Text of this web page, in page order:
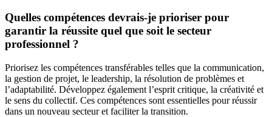
Quelles compétences devrais-je prioriser pour
garantir la réussite quel que soit le secteur
professionnel ?
Priorisez les compétences transférables telles que la communication,
la gestion de projet, le leadership, la résolution de problèmes et
l’adaptabilité. Développez également l’esprit critique, la créativité et
le sens du collectif. Ces compétences sont essentielles pour réussir
dans un nouveau secteur et faciliter la transition.